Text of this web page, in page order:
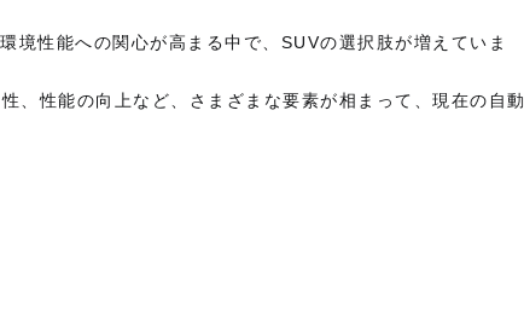
境性能への関心が高まる中で、SUVの選択肢が増えていま
、性能の向上など、さまざまな要素が相まって、現在の自動